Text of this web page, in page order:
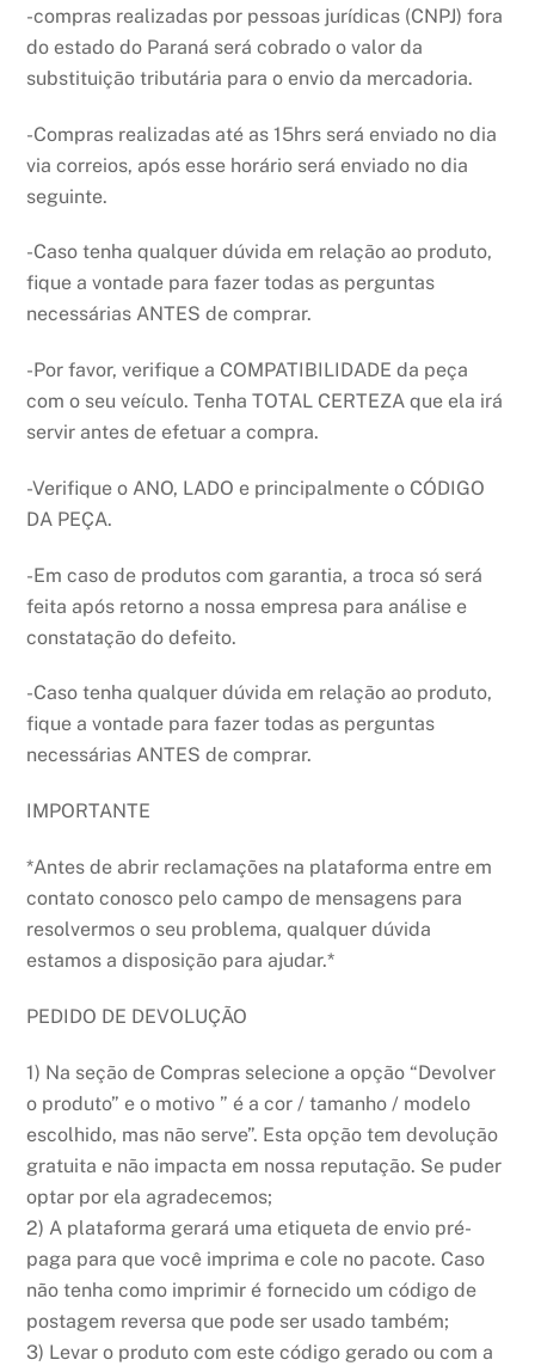
-compras realizadas por pessoas jurídicas (CNPJ) fora
do estado do Paraná será cobrado o valor da
substituição tributária para o envio da mercadoria.
-Compras realizadas até as 15hrs será enviado no dia
via correios, após esse horário será enviado no dia
seguinte.
-Caso tenha qualquer dúvida em relação ao produto,
fique a vontade para fazer todas as perguntas
necessárias ANTES de comprar.
-Por favor, verifique a COMPATIBILIDADE da peça
com o seu veículo. Tenha TOTAL CERTEZA que ela irá
servir antes de efetuar a compra.
-Verifique o ANO, LADO e principalmente o CÓDIGO
DA PEÇA.
-Em caso de produtos com garantia, a troca só será
feita após retorno a nossa empresa para análise e
constatação do defeito.
-Caso tenha qualquer dúvida em relação ao produto,
fique a vontade para fazer todas as perguntas
necessárias ANTES de comprar.
IMPORTANTE
*Antes de abrir reclamações na plataforma entre em
contato conosco pelo campo de mensagens para
resolvermos o seu problema, qualquer dúvida
estamos a disposição para ajudar.*
PEDIDO DE DEVOLUÇÃO
1) Na seção de Compras selecione a opção “Devolver
o produto” e o motivo ” é a cor / tamanho / modelo
escolhido, mas não serve”. Esta opção tem devolução
gratuita e não impacta em nossa reputação. Se puder
optar por ela agradecemos;
2) A plataforma gerará uma etiqueta de envio pré-
paga para que você imprima e cole no pacote. Caso
não tenha como imprimir é fornecido um código de
postagem reversa que pode ser usado também;
3) Levar o produto com este código gerado ou com a